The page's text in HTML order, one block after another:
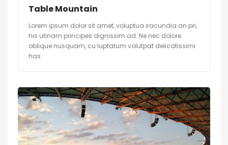
Table Mountain
Lorem ipsum dolor sit amet, voluptua iracundia an pri,
his utinam principes dignissim ad. Ne nec dolore
oblique nusquam, cu luptatum volutpat delicatissimi
has.